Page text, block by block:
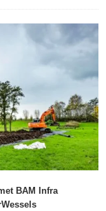
BAM Infra